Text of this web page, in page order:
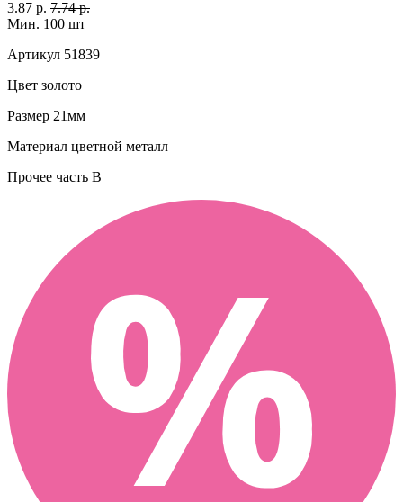
3.87 р. 7.74 р.
Мин. 100 шт
Артикул 51839
Цвет золото
Размер 21мм
Материал цветной металл
Прочее часть B